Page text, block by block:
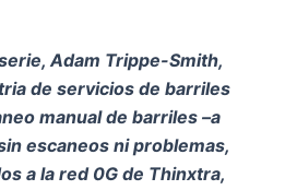
Adam Trippe-Smith,
de servicios de barriles
manual de barriles –a
escaneos ni problemas,
a la red 0G de Thinxtra,